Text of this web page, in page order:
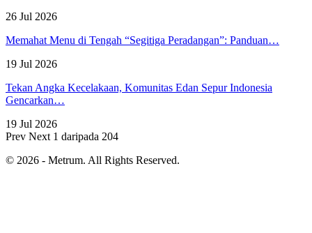
26 Jul 2026
Memahat Menu di Tengah “Segitiga Peradangan”: Panduan…
19 Jul 2026
Tekan Angka Kecelakaan, Komunitas Edan Sepur Indonesia
Gencarkan…
19 Jul 2026
Prev Next 1 daripada 204
© 2026 - Metrum. All Rights Reserved.